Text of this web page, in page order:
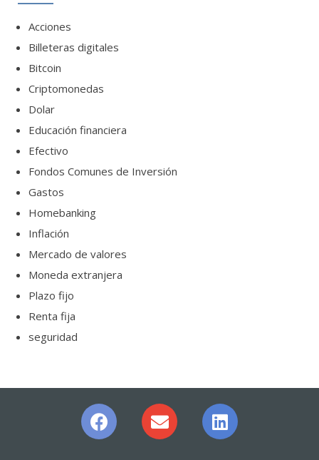
Acciones
Billeteras digitales
Bitcoin
Criptomonedas
Dolar
Educación financiera
Efectivo
Fondos Comunes de Inversión
Gastos
Homebanking
Inflación
Mercado de valores
Moneda extranjera
Plazo fijo
Renta fija
seguridad